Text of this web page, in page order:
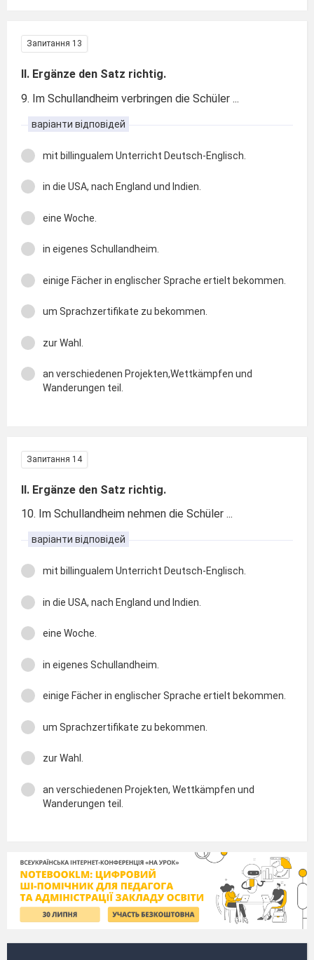
Запитання 13
II. Ergänze den Satz richtig.
9. Im Schullandheim verbringen die Schüler ...
варіанти відповідей
mit billingualem Unterricht Deutsch-Englisch.
in die USA, nach England und Indien.
eine Woche.
in eigenes Schullandheim.
einige Fächer in englischer Sprache ertielt bekommen.
um Sprachzertifikate zu bekommen.
zur Wahl.
an verschiedenen Projekten,Wettkämpfen und
Wanderungen teil.
Запитання 14
II. Ergänze den Satz richtig.
10. Im Schullandheim nehmen die Schüler ...
варіанти відповідей
mit billingualem Unterricht Deutsch-Englisch.
in die USA, nach England und Indien.
eine Woche.
in eigenes Schullandheim.
einige Fächer in englischer Sprache ertielt bekommen.
um Sprachzertifikate zu bekommen.
zur Wahl.
an verschiedenen Projekten, Wettkämpfen und
Wanderungen teil.